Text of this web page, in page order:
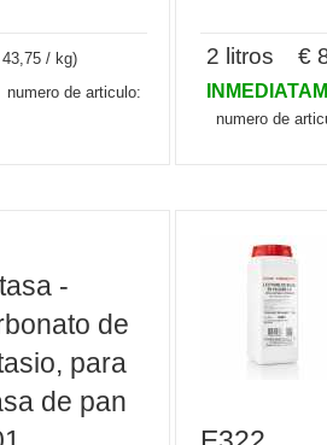
/ kg)
numero de articulo:
2 litros €
numero de
-
de
para
de pan